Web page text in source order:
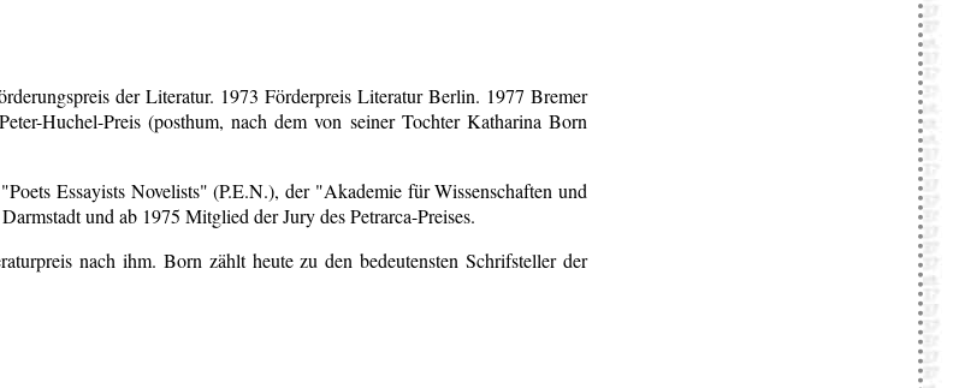
der Literatur. 1973 Förderpreis Literatur Berlin. 1977 Bremer
Huchel-Preis (posthum, nach dem von seiner Tochter Katharina Born
Essayists Novelists" (P.E.N.), der "Akademie für Wissenschaften und
und ab 1975 Mitglied der Jury des Petrarca-Preises.
nach ihm. Born zählt heute zu den bedeutensten Schrifsteller der